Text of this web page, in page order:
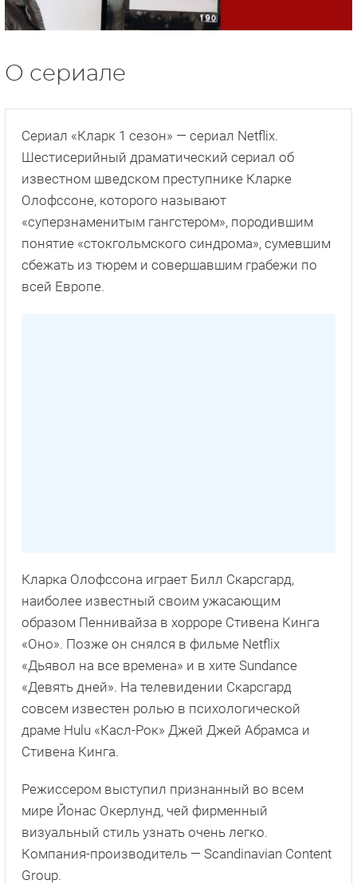
О сериале
Сериал «Кларк 1 сезон» — сериал Netflix.
Шестисерийный драматический сериал об
известном шведском преступнике Кларке
Олофссоне, которого называют
«суперзнаменитым гангстером», породившим
понятие «стокгольмского синдрома», сумевшим
сбежать из тюрем и совершавшим грабежи по
всей Европе.
Кларка Олофссона играет Билл Скарсгард,
наиболее известный своим ужасающим
образом Пеннивайза в хорроре Стивена Кинга
«Оно». Позже он снялся в фильме Netflix
«Дьявол на все времена» и в хите Sundance
«Девять дней». На телевидении Скарсгард
совсем известен ролью в психологической
драме Hulu «Касл-Рок» Джей Джей Абрамса и
Стивена Кинга.
Режиссером выступил признанный во всем
мире Йонас Окерлунд, чей фирменный
визуальный стиль узнать очень легко.
Компания-производитель — Scandinavian Content
Group.